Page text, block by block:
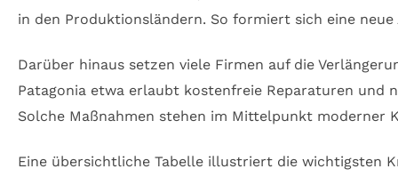
in den Produktionsländern. So formiert sich eine
Darüber hinaus setzen viele Firmen auf die
Patagonia etwa erlaubt kostenfreie Reparaturen
Solche Maßnahmen stehen im Mittelpunkt moderner
Eine übersichtliche Tabelle illustriert die wichtigsten